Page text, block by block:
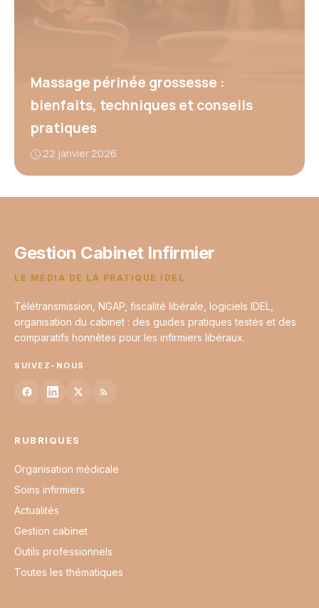
Massage périnée grossesse :
bienfaits, techniques et conseils
pratiques
22 janvier 2026
Gestion Cabinet Infirmier
LE MÉDIA DE LA PRATIQUE IDEL
Télétransmission, NGAP, fiscalité libérale, logiciels IDEL,
organisation du cabinet : des guides pratiques testés et des
comparatifs honnêtes pour les infirmiers libéraux.
SUIVEZ-NOUS
RUBRIQUES
Organisation médicale
Soins infirmiers
Actualités
Gestion cabinet
Outils professionnels
Toutes les thématiques